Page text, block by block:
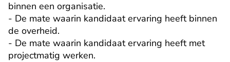
binnen een organisatie.
- De mate waarin kandidaat ervaring heeft binnen
de overheid.
- De mate waarin kandidaat ervaring heeft met
projectmatig werken.